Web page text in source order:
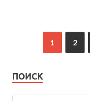
1 2
ПОИСК